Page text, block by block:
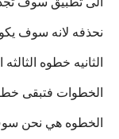
نحذفه لانه سوف
الثانيه خطوه
الخطوات فتبقى
الخطوه هي نحن